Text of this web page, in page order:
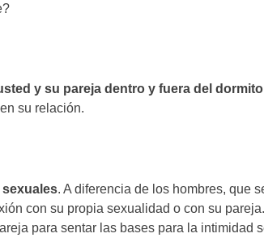
y su pareja dentro y fuera del
su relación.
sexuales. A diferencia de los hombres, que
con su propia sexualidad o con su
para sentar las bases para la intimidad